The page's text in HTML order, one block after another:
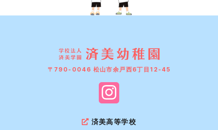
〒790-0046 松山市余戸西6丁目12-45
済美高等学校